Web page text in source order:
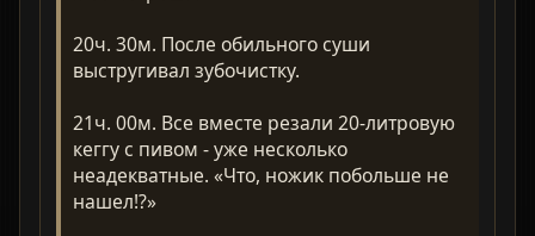
20ч. 30м. После обильного суши
выстругивал зубочистку.
21ч. 00м. Все вместе резали 20-литровую
кеггу с пивом - уже несколько
неадекватные. «Что, ножик побольше не
нашел!?»